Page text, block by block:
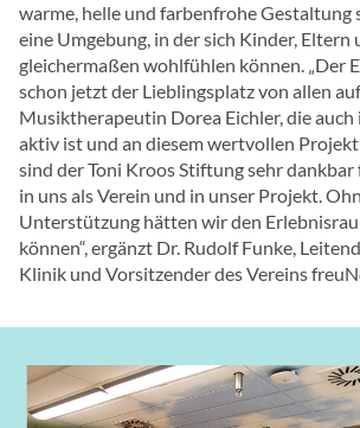
warme, helle und farbenfrohe Gestaltung
eine Umgebung, in der sich Kinder,
gleichermaßen wohlfühlen können. „Der
schon jetzt der Lieblingsplatz von allen
Musiktherapeutin Dorea Eichler, die auch
aktiv ist und an diesem wertvollen
sind der Toni Kroos Stiftung sehr
in uns als Verein und in unser Projekt.
Unterstützung hätten wir den
können“, ergänzt Dr. Rudolf Funke,
Klinik und Vorsitzender des Vereins